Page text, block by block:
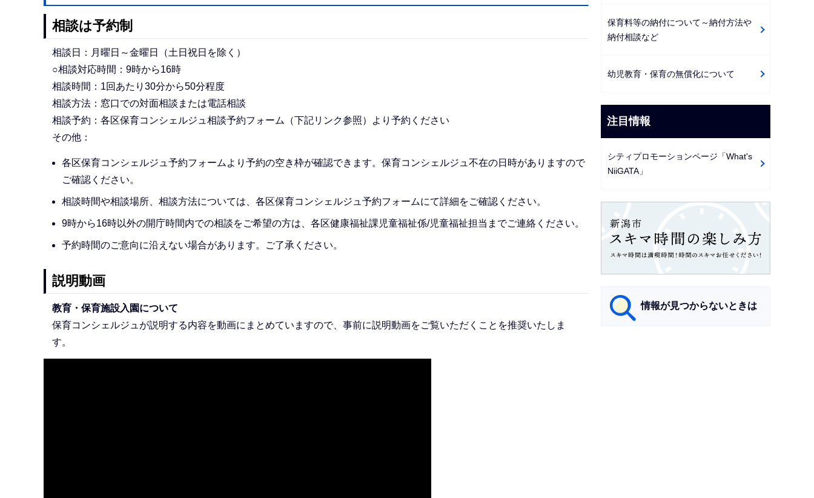
相談は予約制
相談日：月曜日～金曜日（土日祝日を除く）
○相談対応時間：9時から16時
相談時間：1回あたり30分から50分程度
相談方法：窓口での対面相談または電話相談
相談予約：各区保育コンシェルジュ相談予約フォーム（下記リンク参照）より予約ください
その他：
各区保育コンシェルジュ予約フォームより予約の空き枠が確認できます。保育コンシェルジュ不在の日時がありますので
ご確認ください。
相談時間や相談場所、相談方法については、各区保育コンシェルジュ予約フォームにて詳細をご確認ください。
9時から16時以外の開庁時間内での相談をご希望の方は、各区健康福祉課児童福祉係/児童福祉担当までご連絡ください。
予約時間のご意向に沿えない場合があります。ご了承ください。
説明動画
教育・保育施設入園について
保育コンシェルジュが説明する内容を動画にまとめていますので、事前に説明動画をご覧いただくことを推奨いたしま
す。
保育料等の納付について～納付方法や
納付相談など
幼児教育・保育の無償化について
注目情報
シティプロモーションページ「What's
NiiGATA」
情報が見つからないときは